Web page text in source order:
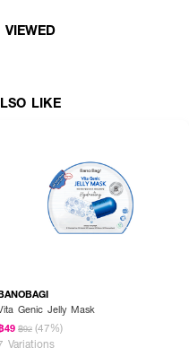
LIKE
Genic Jelly Mask
49 ฿92 (47%)
Variations